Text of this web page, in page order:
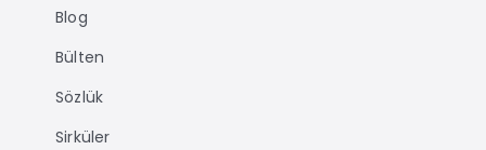
Blog
Bülten
Sözlük
Sirküler